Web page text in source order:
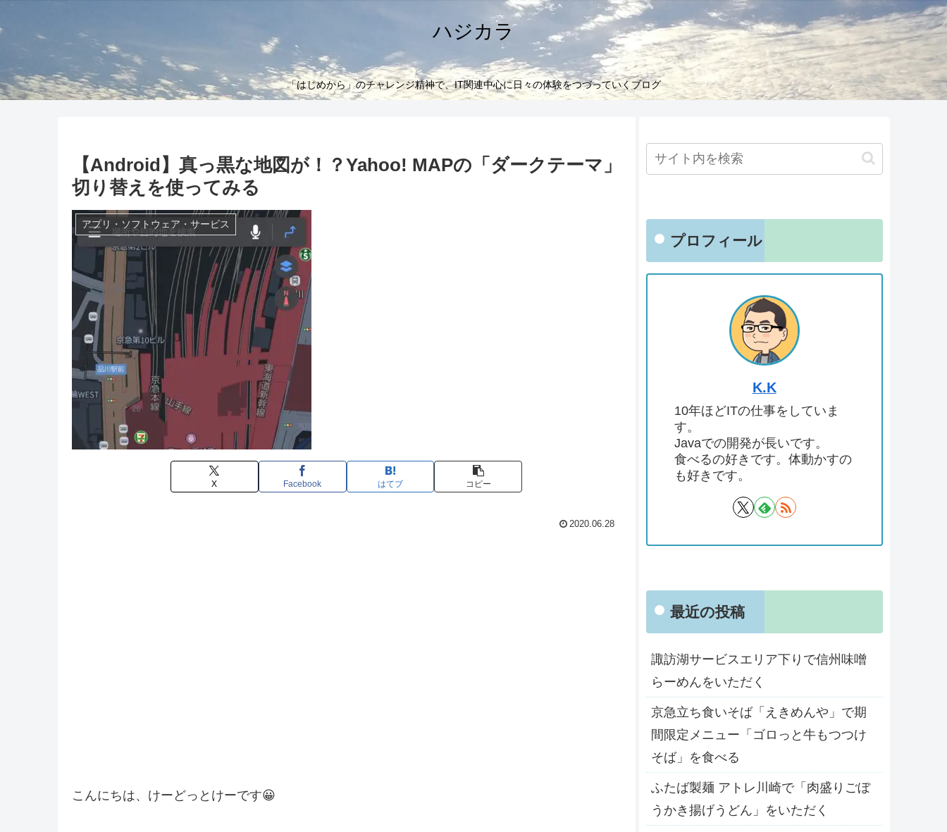
ハジカラ
「はじめから」のチャレンジ精神で、IT関連中心に日々の体験をつづっていくブログ
【Android】真っ黒な地図が！？Yahoo! MAPの「ダークテーマ」
切り替えを使ってみる
アプリ・ソフトウェア・サービス
X Facebook はてブ コピー
2020.06.28
こんにちは、けーどっとけーです😀
プロフィール
K.K
10年ほどITの仕事をしていま
す。
Javaでの開発が長いです。
食べるの好きです。体動かすの
も好きです。
最近の投稿
諏訪湖サービスエリア下りで信州味噌
らーめんをいただく
京急立ち食いそば「えきめんや」で期
間限定メニュー「ゴロっと牛もつつけ
そば」を食べる
ふたば製麺 アトレ川崎で「肉盛りごぼ
うかき揚げうどん」をいただく